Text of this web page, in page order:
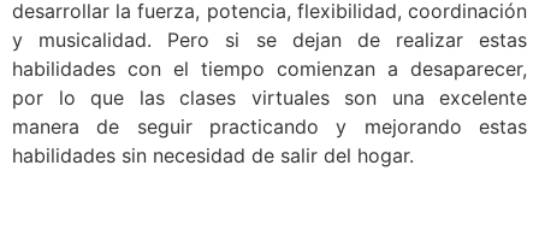
desarrollar la fuerza, potencia, flexibilidad, coordinación
y musicalidad. Pero si se dejan de realizar estas
habilidades con el tiempo comienzan a desaparecer,
por lo que las clases virtuales son una excelente
manera de seguir practicando y mejorando estas
habilidades sin necesidad de salir del hogar.